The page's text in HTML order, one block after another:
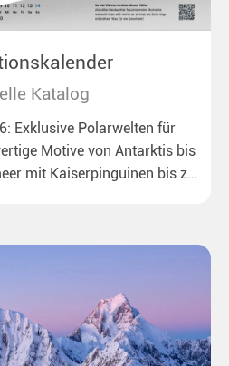
Katalog
Exklusive Polarwelten für
Motive von Antarktis bis
mit Kaiserpinguinen bis zu